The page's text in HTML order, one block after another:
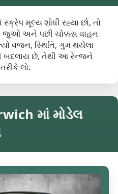
મૂલ્ય શોધી રહ્યા છો, તો
જુઓ અને પછી ચોક્કસ વાહન
વજન, સ્થિતિ, ગુમ થયેલા
છે, તેથી આ રેન્જને
લો.
માં મોડેલ